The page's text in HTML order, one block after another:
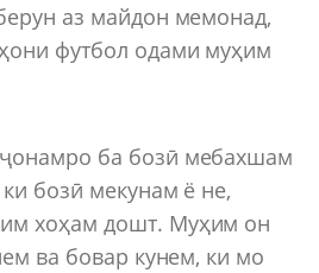
аз майдон мемонад,
футбол одами муҳим
ба бозӣ мебахшам
бозӣ мекунам ё не,
хоҳам дошт. Муҳим он
ва бовар кунем, ки мо